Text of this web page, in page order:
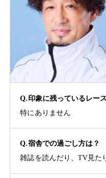
Q.印象に残っているレー
特にありません
Q.宿舎での過ごし方は？
雑誌を読んだり、TV見た